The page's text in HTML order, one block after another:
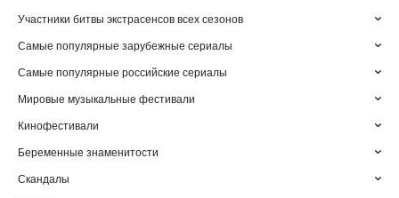
Участники битвы экстрасенсов всех сезонов
Самые популярные зарубежные сериалы
Самые популярные российские сериалы
Мировые музыкальные фестивали
Кинофестивали
Беременные знаменитости
Скандалы